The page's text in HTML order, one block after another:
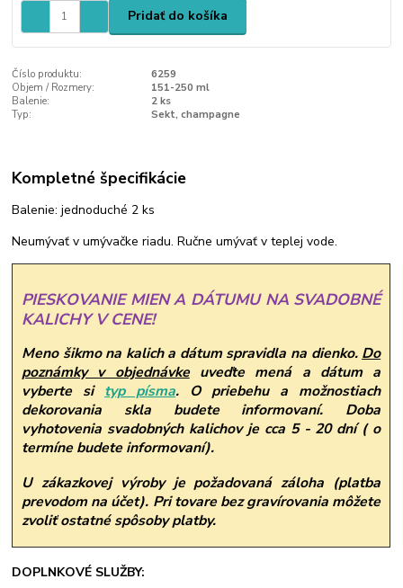
Pridať do košíka
Číslo produktu:
6259
Objem / Rozmery:
151-250 ml
Balenie:
2 ks
Typ:
Sekt, champagne
Kompletné špecifikácie
Balenie: jednoduché 2 ks
Neumývať v umývačke riadu. Ručne umývať v teplej vode.
PIESKOVANIE MIEN A DÁTUMU NA SVADOBNÉ
KALICHY V CENE!
Meno šikmo na kalich a dátum spravidla na dienko. Do
poznámky v objednávkeuveďte mená a dátum a
vyberte si typ písma. O priebehu a možnostiach
dekorovania skla budete informovaní. Doba
vyhotovenia svadobných kalichov je cca 5 - 20 dní ( o
termíne budete informovaní).
U zákazkovej výroby je požadovaná záloha (platba
prevodom na účet). Pri tovare bez gravírovania môžete
zvoliť ostatné spôsoby platby.
DOPLNKOVÉ SLUŽBY: